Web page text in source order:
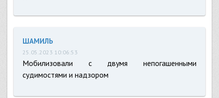
ШАМИЛЬ
25.05.2023 10:06:53
Мобилизовали с двумя непогашенными
судимостями и надзором